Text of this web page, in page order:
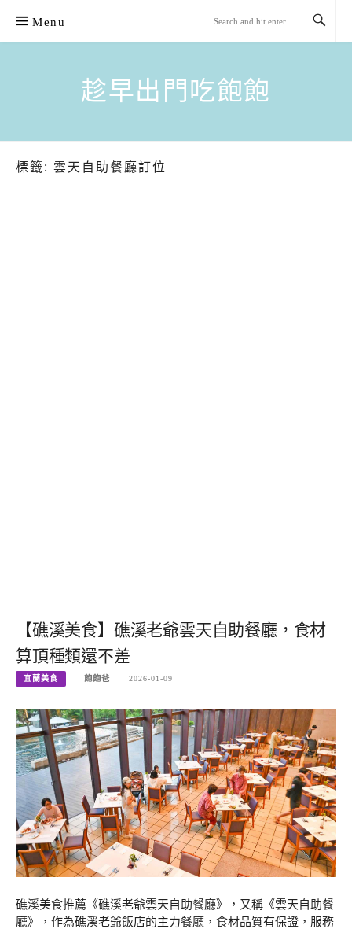
content
Menu
趁早出門吃飽飽
標籤: 雲天自助餐廳訂位
【礁溪美食】礁溪老爺雲天自助餐廳，食材
算頂種類還不差
宜蘭美食 飽飽爸 2026-01-09
礁溪美食推薦《礁溪老爺雲天自助餐廳》，又稱《雲天自助餐
廳》，作為礁溪老爺飯店的主力餐廳，食材品質有保證，服務